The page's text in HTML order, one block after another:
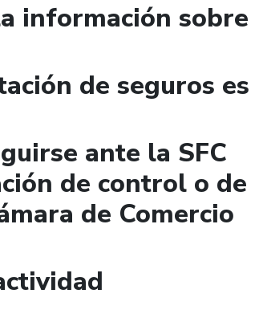
información sobre
de seguros es
ante la SFC
de control o de
de Comercio